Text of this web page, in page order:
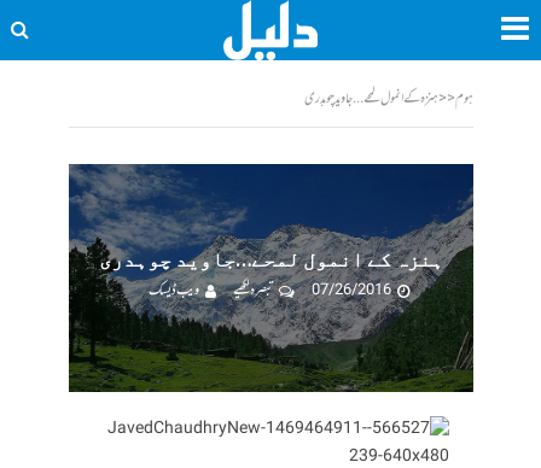
ہوم<<ہنزہ کے انمول لمحے...جاوید چوہدری
ہنزہ کے انمول لمحے…جاوید چوہدری
07/26/2016
تبصرہ لکھیے ویب ڈیسک